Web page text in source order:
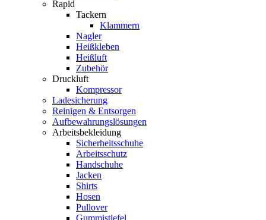
Rapid
Tackern
Klammern
Nagler
Heißkleben
Heißluft
Zubehör
Druckluft
Kompressor
Ladesicherung
Reinigen & Entsorgen
Aufbewahrungslösungen
Arbeitsbekleidung
Sicherheitsschuhe
Arbeitsschutz
Handschuhe
Jacken
Shirts
Hosen
Pullover
Gummistiefel